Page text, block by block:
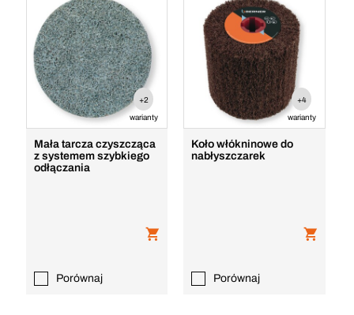
+2
warianty
Mała tarcza czyszcząca
z systemem szybkiego
odłączania
Porównaj
+4
warianty
Koło włókninowe do
nabłyszczarek
Porównaj